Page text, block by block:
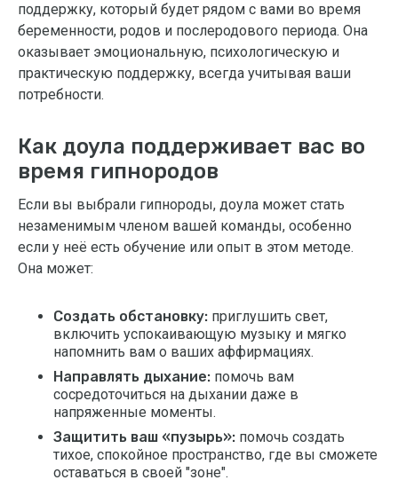
поддержку, который будет рядом с вами во время
беременности, родов и послеродового периода. Она
оказывает эмоциональную, психологическую и
практическую поддержку, всегда учитывая ваши
потребности.
Как доула поддерживает вас во
время гипнородов
Если вы выбрали гипнороды, доула может стать
незаменимым членом вашей команды, особенно
если у неё есть обучение или опыт в этом методе.
Она может:
Создать обстановку: приглушить свет,
включить успокаивающую музыку и мягко
напомнить вам о ваших аффирмациях.
Направлять дыхание: помочь вам
сосредоточиться на дыхании даже в
напряженные моменты.
Защитить ваш «пузырь»: помочь создать
тихое, спокойное пространство, где вы сможете
оставаться в своей "зоне".